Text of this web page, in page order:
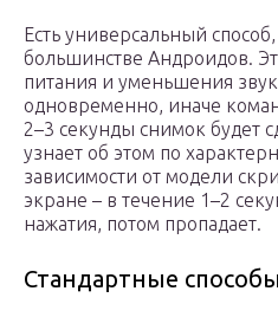
Есть универсальный
большинстве Андроидов.
питания и уменьшения
одновременно, иначе
2–3 секунды снимок будет
узнает об этом по
зависимости от модели
экране – в течение 1–2
нажатия, потом пропадает.
Стандартные способы